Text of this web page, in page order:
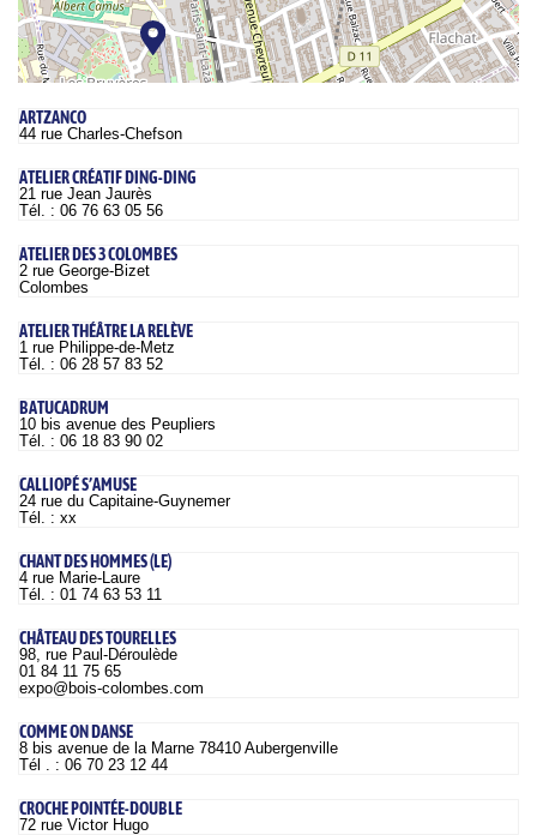
ARTZANCO
44 rue Charles-Chefson
ATELIER CRÉATIF DING-DING
21 rue Jean Jaurès
Tél. : 06 76 63 05 56
ATELIER DES 3 COLOMBES
2 rue George-Bizet
Colombes
ATELIER THÉÂTRE LA RELÈVE
1 rue Philippe-de-Metz
Tél. : 06 28 57 83 52
BATUCADRUM
10 bis avenue des Peupliers
Tél. : 06 18 83 90 02
CALLIOPÉ S’AMUSE
24 rue du Capitaine-Guynemer
Tél. : xx
CHANT DES HOMMES (LE)
4 rue Marie-Laure
Tél. : 01 74 63 53 11
CHÂTEAU DES TOURELLES
98, rue Paul-Déroulède
01 84 11 75 65
expo@bois-colombes.com
COMME ON DANSE
8 bis avenue de la Marne 78410 Aubergenville
Tél . : 06 70 23 12 44
CROCHE POINTÉE-DOUBLE
72 rue Victor Hugo